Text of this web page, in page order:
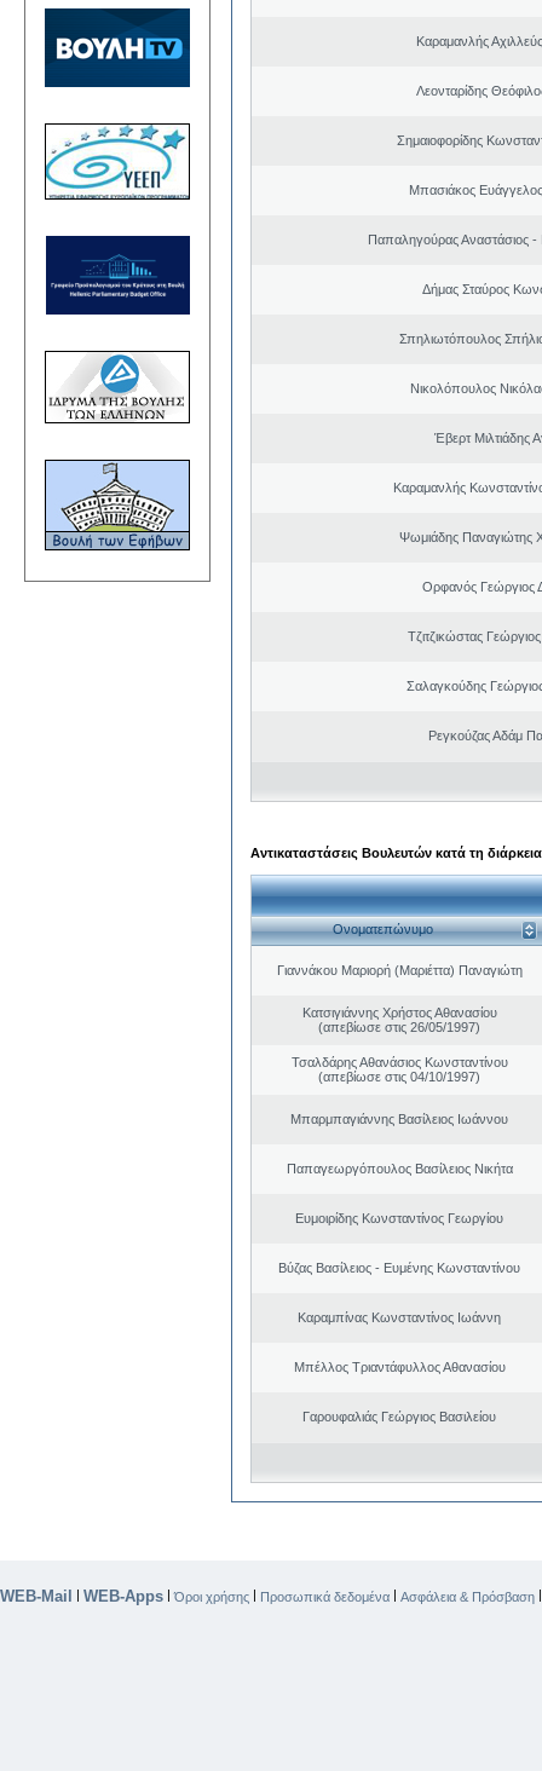
Καραμανλής
Λεονταρίδης
Σημαιοφορίδης
Μπασιάκος
Παπαληγούρας Αναστάσιος -
Δήμας Σταύρος
Σπηλιωτόπουλος
Νικολόπουλος
Έβερτ Μιλτιάδης
Καραμανλής
Ψωμιάδης Παναγιώτης
Ορφανός Γεώργιος
Τζιτζικώστας
Σαλαγκούδης
Ρεγκούζας Αδάμ
Αντικαταστάσεις Βουλευτών κατά τη
Ονοματεπώνυμο
Γιαννάκου Μαριορή (Μαριέττα) Παναγιώτη
Κατσιγιάννης Χρήστος Αθανασίου
(απεβίωσε στις 26/05/1997)
Τσαλδάρης Αθανάσιος Κωνσταντίνου
(απεβίωσε στις 04/10/1997)
Μπαρμπαγιάννης Βασίλειος Ιωάννου
Παπαγεωργόπουλος Βασίλειος Νικήτα
Ευμοιρίδης Κωνσταντίνος Γεωργίου
Βύζας Βασίλειος - Ευμένης Κωνσταντίνου
Καραμπίνας Κωνσταντίνος Ιωάννη
Μπέλλος Τριαντάφυλλος Αθανασίου
Γαρουφαλιάς Γεώργιος Βασιλείου
WEB-Mail | WEB-Apps |Όροι χρήσης | Προσωπικά δεδομένα | Ασφάλεια & Πρόσβαση